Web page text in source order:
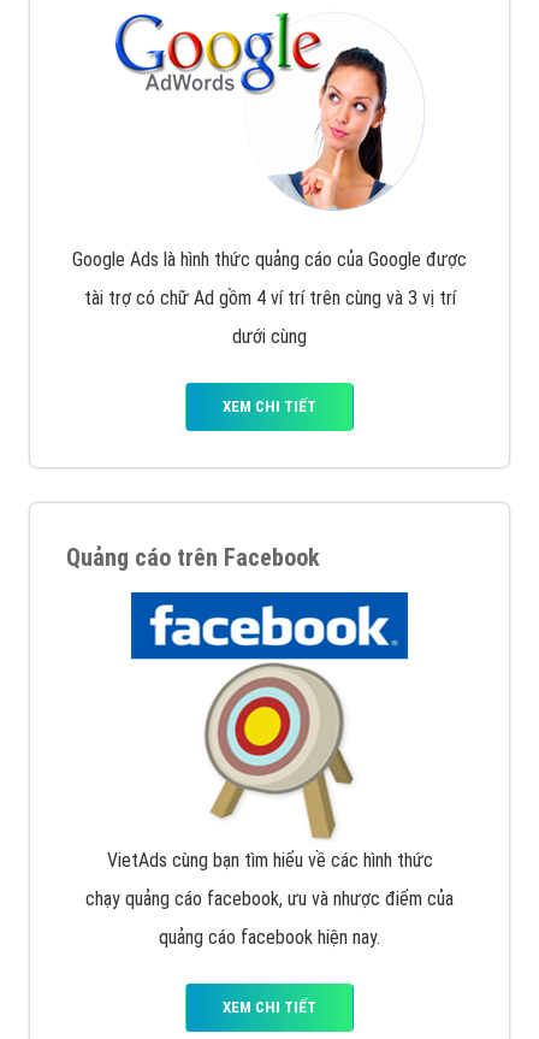
Google Ads là hình thức quảng cáo của Google được
tài trợ có chữ Ad gồm 4 ví trí trên cùng và 3 vị trí
dưới cùng
XEM CHI TIẾT
Quảng cáo trên Facebook
VietAds cùng bạn tìm hiểu về các hình thức
chạy quảng cáo facebook, ưu và nhược điểm của
quảng cáo facebook hiện nay.
XEM CHI TIẾT